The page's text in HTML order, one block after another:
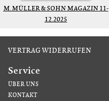
M. MÜLLER & SOHN MAGAZIN 11-
12.2025
VERTRAG WIDERRUFEN
Service
ÜBER UNS
KONTAKT